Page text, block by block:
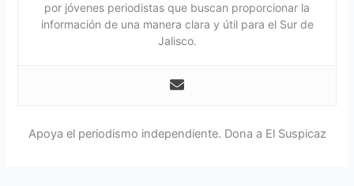
por jóvenes periodistas que buscan proporcionar la
información de una manera clara y útil para el Sur de
Jalisco.
Apoya el periodismo independiente. Dona a El Suspicaz